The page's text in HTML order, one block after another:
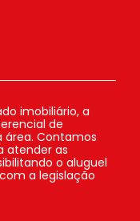
imobiliário, a
de
Contamos
atender as
o aluguel
a legislação